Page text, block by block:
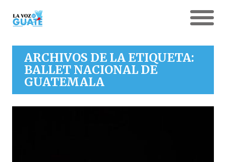
ARCHIVOS DE LA ETIQUETA:
BALLET NACIONAL DE
GUATEMALA